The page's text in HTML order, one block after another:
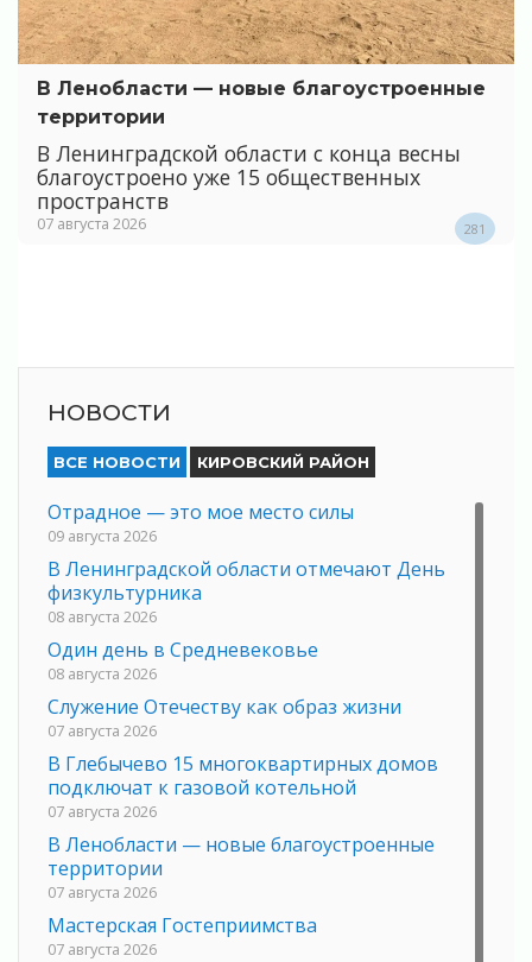
В Ленобласти — новые благоустроенные
территории
В Ленинградской области с конца весны
благоустроено уже 15 общественных
пространств
07 августа 2026 281
НОВОСТИ
ВСЕ НОВОСТИ КИРОВСКИЙ РАЙОН
Отрадное — это мое место силы
09 августа 2026
В Ленинградской области отмечают День
физкультурника
08 августа 2026
Один день в Средневековье
08 августа 2026
Служение Отечеству как образ жизни
07 августа 2026
В Глебычево 15 многоквартирных домов
подключат к газовой котельной
07 августа 2026
В Ленобласти — новые благоустроенные
территории
07 августа 2026
Мастерская Гостеприимства
07 августа 2026